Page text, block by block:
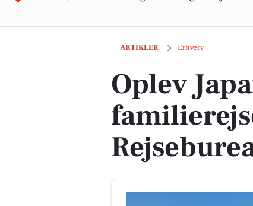
ARTIKLER Erhverv
Oplev Japans magi på familierejse
Oplev